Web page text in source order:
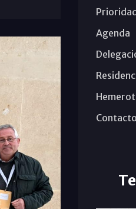
Agenda
Contacto